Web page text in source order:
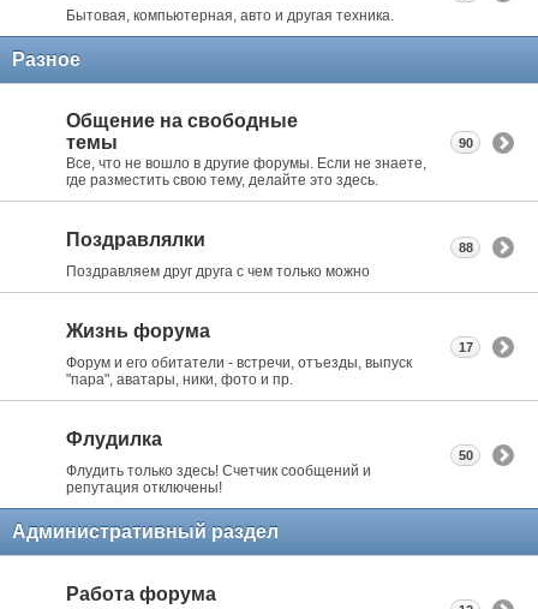
Бытовая, компьютерная, авто и другая техника.
Разное
Общение на свободные
темы
Все, что не вошло в другие форумы. Если не знаете,
где разместить свою тему, делайте это здесь.
90
Поздравлялки
Поздравляем друг друга с чем только можно
88
Жизнь форума
Форум и его обитатели - встречи, отъезды, выпуск
"пара", аватары, ники, фото и пр.
17
Флудилка
Флудить только здесь! Счетчик сообщений и
репутация отключены!
50
Административный раздел
Работа форума